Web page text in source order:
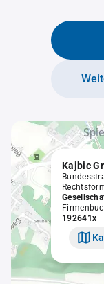
Kajbic
192641x